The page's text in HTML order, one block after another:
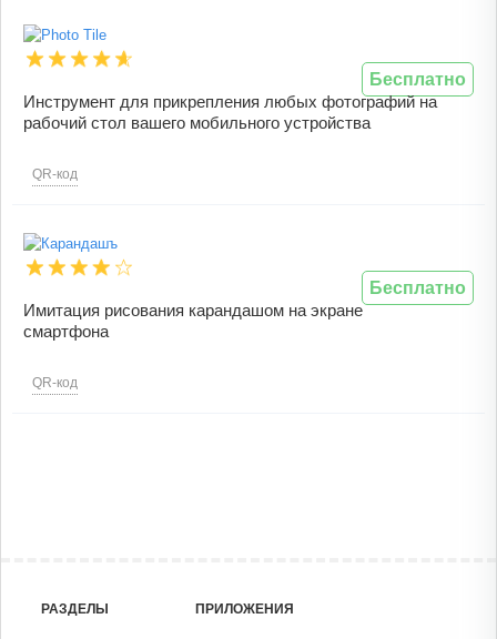
Инструмент для прикрепления любых фотографий на
рабочий стол вашего мобильного устройства
QR-код
Бесплатно
Имитация рисования карандашом на экране
смартфона
QR-код
Бесплатно
РАЗДЕЛЫ ПРИЛОЖЕНИЯ